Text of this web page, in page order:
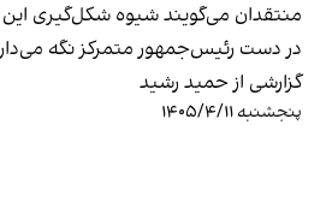
منتقدان می‌گویند شیوه شکل‌گیری این
در دست رئیس‌جمهور متمرکز نگه
گزارشی از حمید رشید
پنجشنبه ۱۴۰۵/۴/۱۱